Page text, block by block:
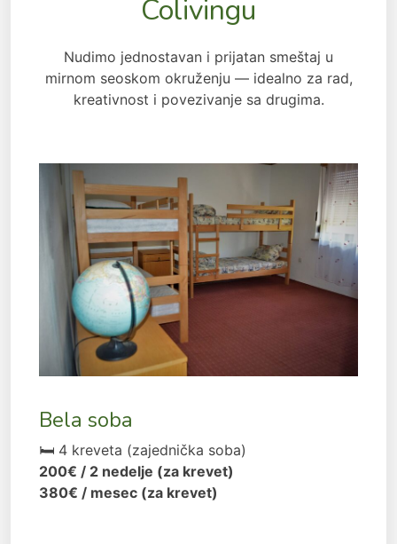
Colivingu
Nudimo jednostavan i prijatan smeštaj u
mirnom seoskom okruženju — idealno za rad,
kreativnost i povezivanje sa drugima.
Bela soba
🛏 4 kreveta (zajednička soba)
200€ / 2 nedelje (za krevet)
380€ / mesec (za krevet)